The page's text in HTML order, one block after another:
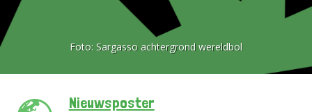
Foto: Sargasso achtergrond wereldbol
Nieuwsposter